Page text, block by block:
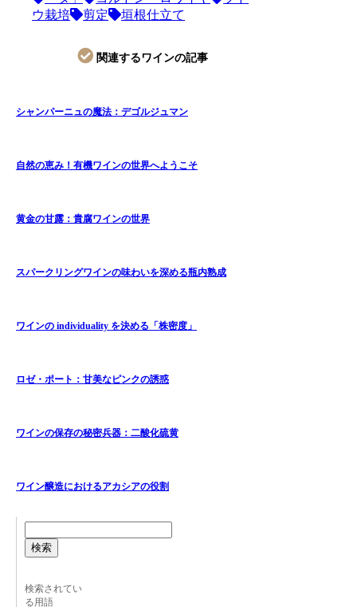
ウ栽培
剪定 垣根仕立て
関連するワインの記事
シャンパーニュの魔法：デゴルジュマン
自然の恵み！有機ワインの世界へようこそ
黄金の甘露：貴腐ワインの世界
スパークリングワインの味わいを深める瓶内熟成
ワインの individuality を決める「株密度」
ロゼ・ポート：甘美なピンクの誘惑
ワインの保存の秘密兵器：二酸化硫黄
ワイン醸造におけるアカシアの役割
検索
検索されてい
る用語